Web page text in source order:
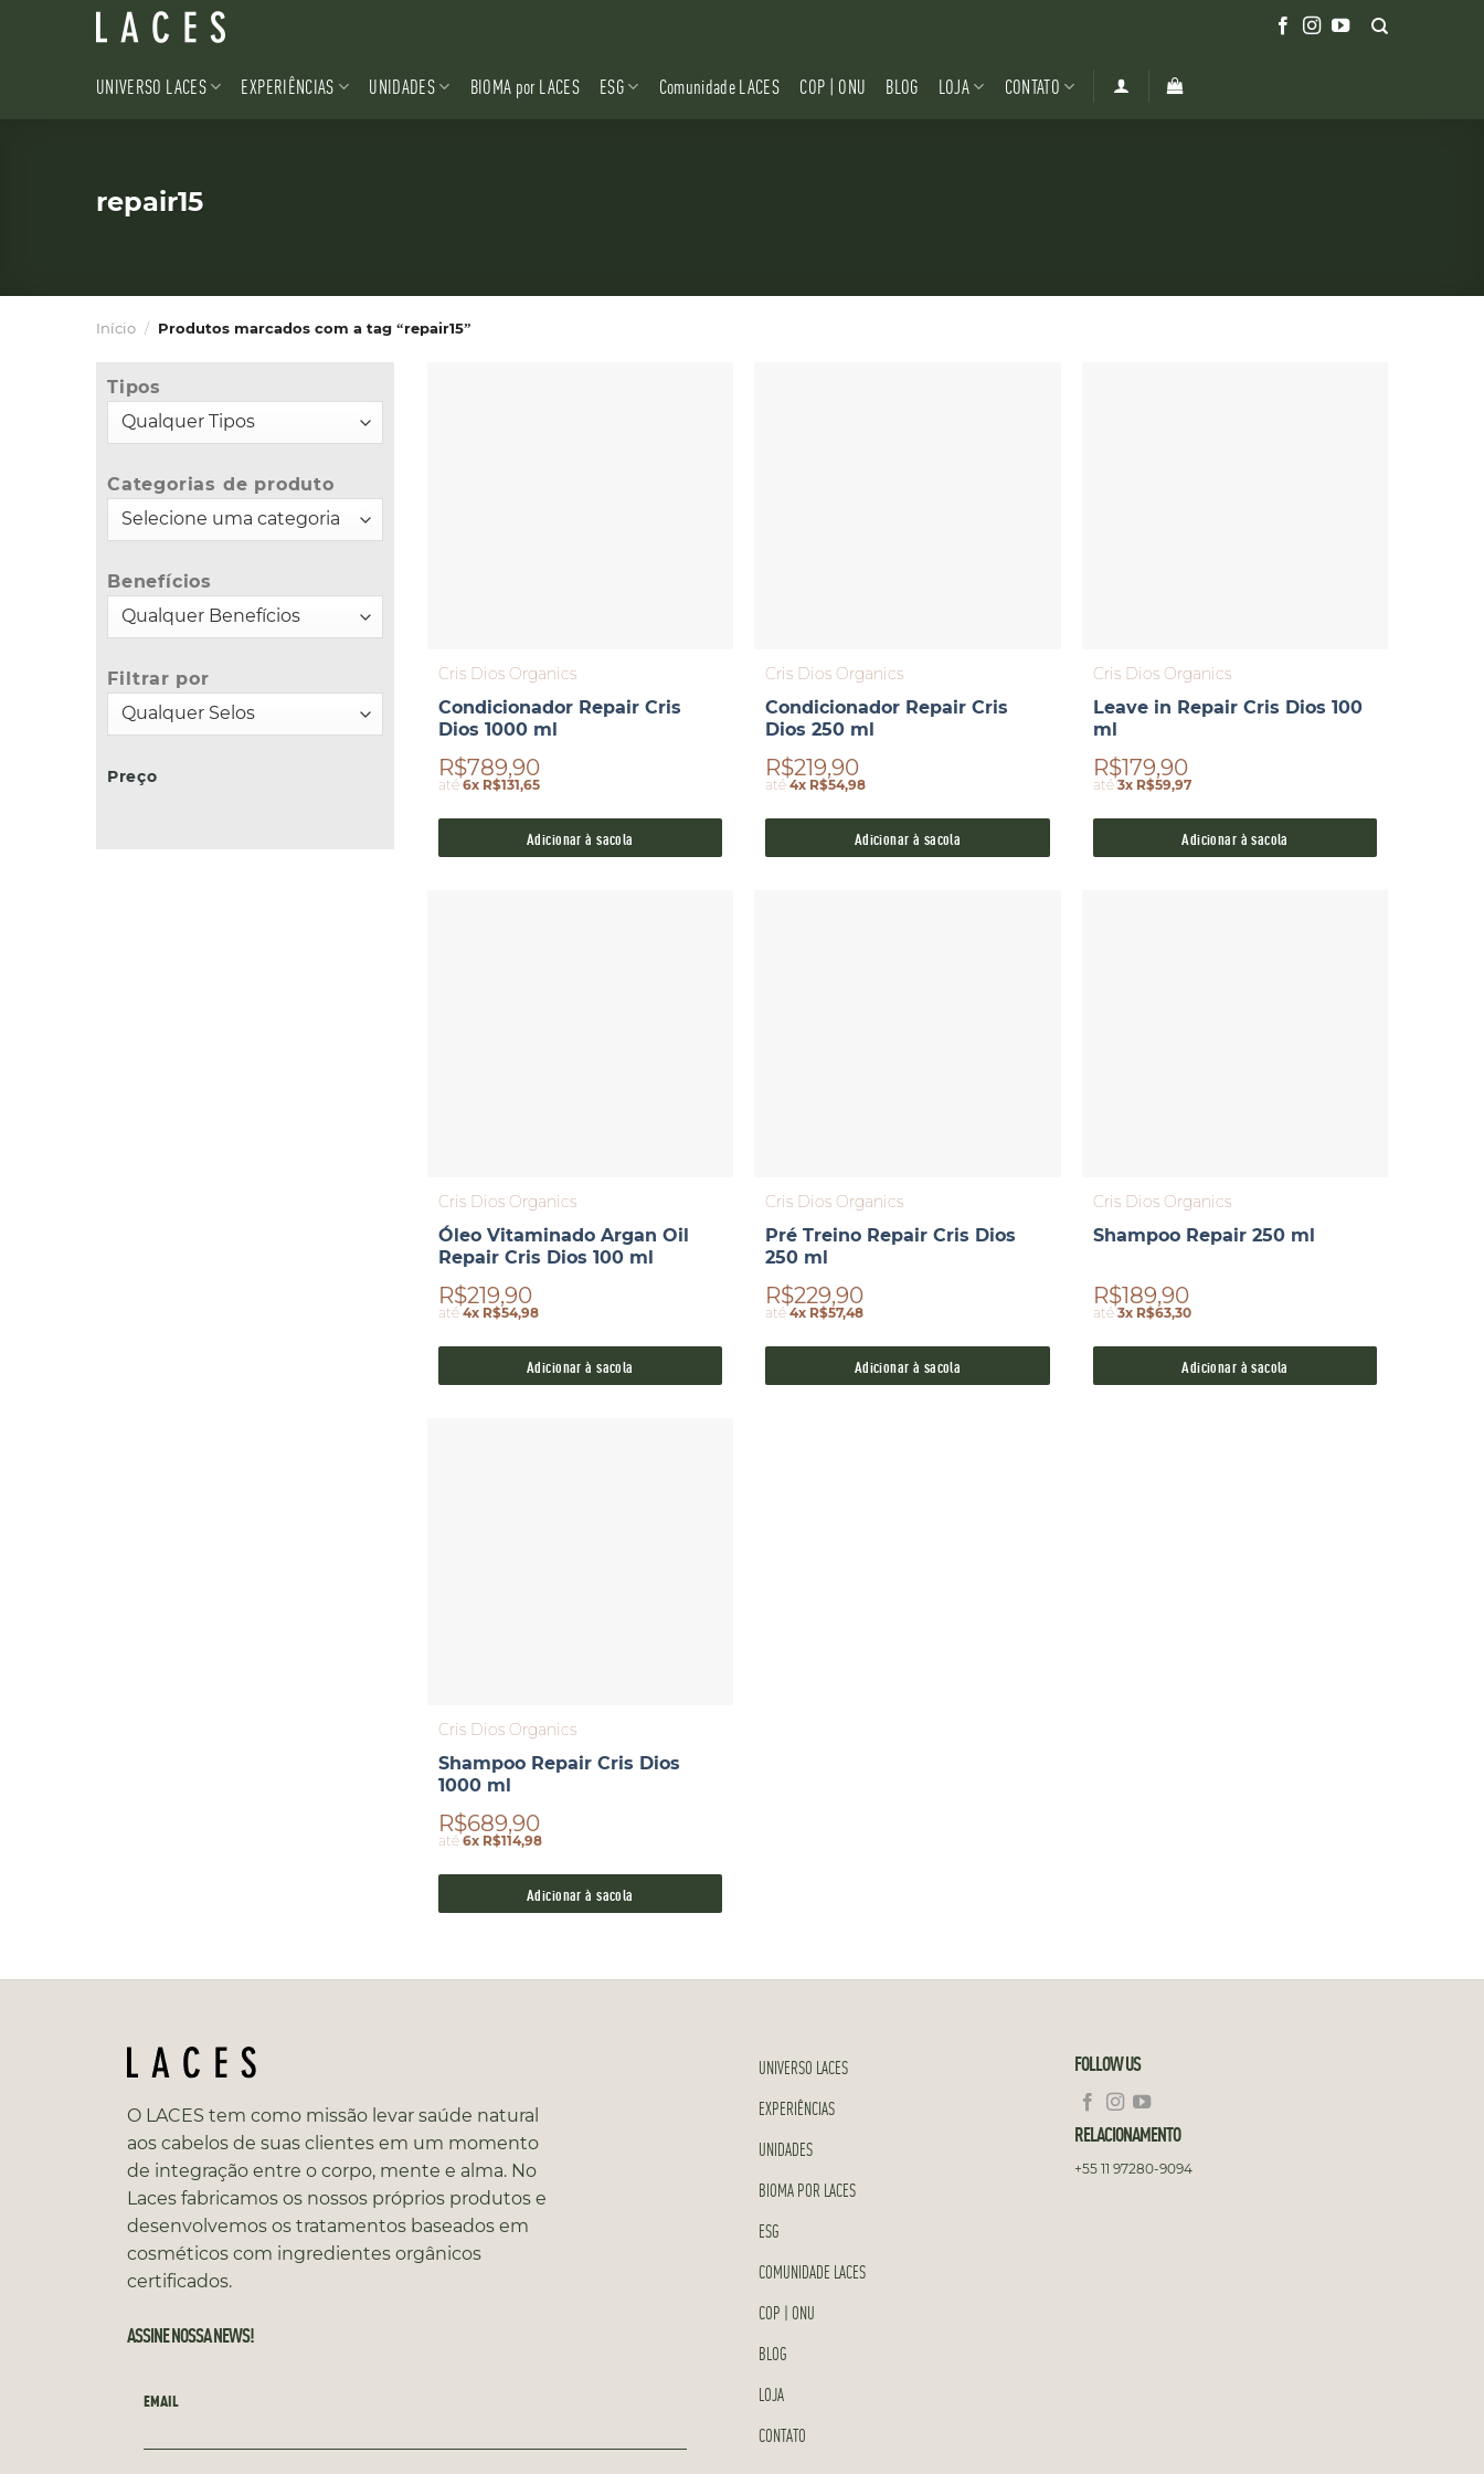
UNIVERSO LACES EXPERIÊNCIAS UNIDADES BIOMA por LACES ESG Comunidade LACES COP | ONU BLOG LOJA CONTATO
repair15
Início / Produtos marcados com a tag “repair15”
Tipos
Categorias de produto
Benefícios
Filtrar por
Preço
Cris Dios Organics
Condicionador Repair Cris
Dios 1000 ml
R$789,90
até6x R$131,65
Adicionar à sacola
Cris Dios Organics
Condicionador Repair Cris
Dios 250 ml
R$219,90
até 4x R$54,98
Adicionar à sacola
Cris Dios Organics
Leave in Repair Cris Dios 100
ml
R$179,90
até 3x R$59,97
Adicionar à sacola
Cris Dios Organics
Óleo Vitaminado Argan Oil
Repair Cris Dios 100 ml
R$219,90
até4x R$54,98
Adicionar à sacola
Cris Dios Organics
Pré Treino Repair Cris Dios
250 ml
R$229,90
até 4x R$57,48
Adicionar à sacola
Cris Dios Organics
Shampoo Repair 250 ml
R$189,90
até 3x R$63,30
Adicionar à sacola
Cris Dios Organics
Shampoo Repair Cris Dios
1000 ml
R$689,90
até6x R$114,98
Adicionar à sacola
O LACES tem como missão levar saúde natural
aos cabelos de suas clientes em um momento
de integração entre o corpo, mente e alma. No
Laces fabricamos os nossos próprios produtos e
desenvolvemos os tratamentos baseados em
cosméticos com ingredientes orgânicos
certificados.
ASSINE NOSSA NEWS!
EMAIL
UNIVERSO LACES
EXPERIÊNCIAS
UNIDADES
BIOMA POR LACES
ESG
COMUNIDADE LACES
COP | ONU
BLOG
LOJA
CONTATO
FOLLOW US
RELACIONAMENTO
+55 11 97280-9094